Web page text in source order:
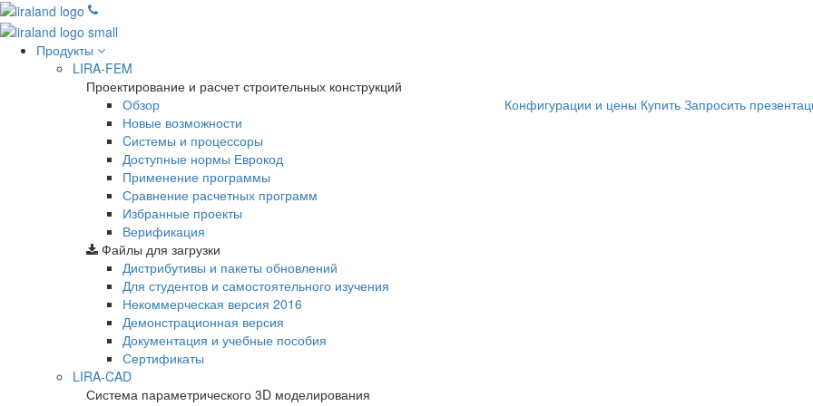
Продукты
LIRA-FEM
Проектирование и расчет строительных конструкций
Обзор
Новые возможности
Cистемы и процессоры
Доступные нормы Еврокод
Применение программы
Сравнение расчетных программ
Избранные проекты
Верификация
Конфигурации и цены Купить Запросить
Файлы для загрузки
Дистрибутивы и пакеты обновлений
Для студентов и самостоятельного изучения
Некоммерческая версия 2016
Демонстрационная версия
Документация и учебные пособия
Сертификаты
LIRA-CAD
Система параметрического 3D моделирования